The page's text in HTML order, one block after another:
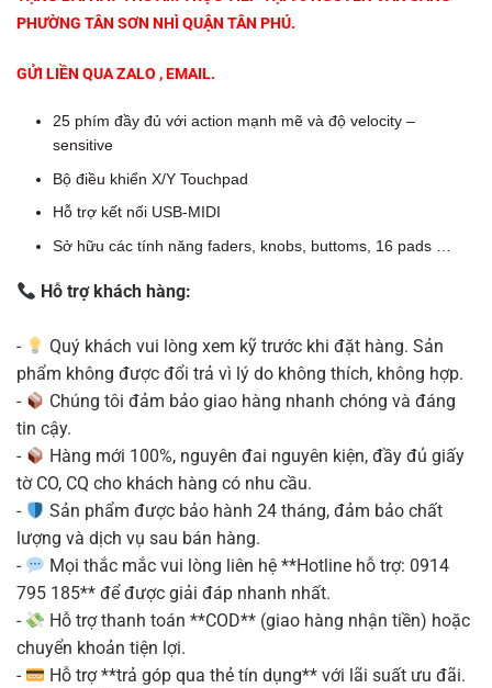
PHƯỜNG TÂN SƠN NHÌ QUẬN TÂN PHÚ.
GỬI LIỀN QUA ZALO , EMAIL.
25 phím đầy đủ với action mạnh mẽ và độ velocity –
sensitive
Bộ điều khiển X/Y Touchpad
Hỗ trợ kết nối USB-MIDI
Sở hữu các tính năng faders, knobs, buttoms, 16 pads …
Hỗ trợ khách hàng:
-
Quý khách vui lòng xem kỹ trước khi đặt hàng. Sản
phẩm không được đổi trả vì lý do không thích, không hợp.
-
Chúng tôi đảm bảo giao hàng nhanh chóng và đáng
tin cậy.
-
Hàng mới 100%, nguyên đai nguyên kiện, đầy đủ giấy
tờ CO, CQ cho khách hàng có nhu cầu.
-
Sản phẩm được bảo hành 24 tháng, đảm bảo chất
lượng và dịch vụ sau bán hàng.
-
Mọi thắc mắc vui lòng liên hệ **Hotline hỗ trợ: 0914
795 185** để được giải đáp nhanh nhất.
-
Hỗ trợ thanh toán **COD** (giao hàng nhận tiền) hoặc
chuyển khoản tiện lợi.
-
Hỗ trợ **trả góp qua thẻ tín dụng** với lãi suất ưu đãi.